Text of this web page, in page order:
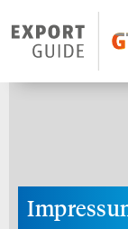
Header Logo